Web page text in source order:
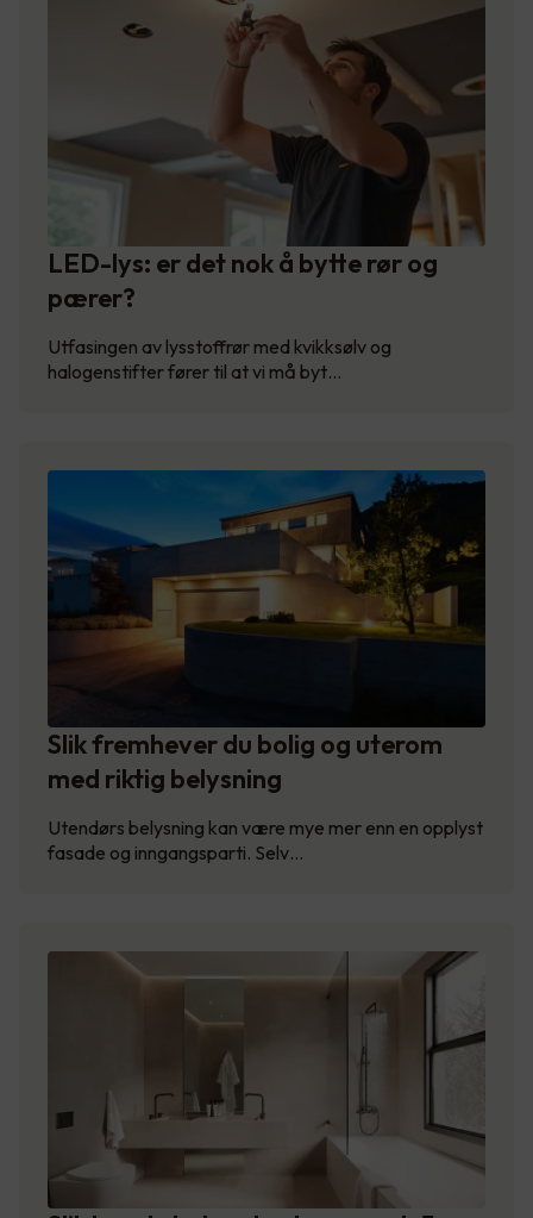
LED-lys: er det nok å bytte rør og
pærer?
Utfasingen av lysstoffrør med kvikksølv og
halogenstifter fører til at vi må byt…
Slik fremhever du bolig og uterom
med riktig belysning
Utendørs belysning kan være mye mer enn en opplyst
fasade og inngangsparti. Selv…